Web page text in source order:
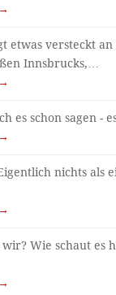
etwas versteckt
Innsbrucks,…
es schon sagen -
nichts als
wir? Wie schaut es